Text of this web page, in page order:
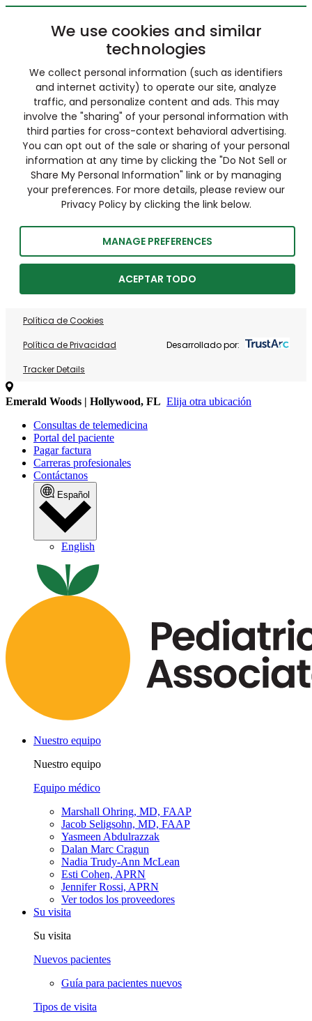
We use cookies and similar
technologies
We collect personal information (such as identifiers
and internet activity) to operate our site, analyze
traffic, and personalize content and ads. This may
involve the "sharing" of your personal information with
third parties for cross-context behavioral advertising.
You can opt out of the sale or sharing of your personal
information at any time by clicking the "Do Not Sell or
Share My Personal Information" link or by managing
your preferences. For more details, please review our
Privacy Policy by clicking the link below.
MANAGE PREFERENCES
ACEPTAR TODO
Política de Cookies
Política de Privacidad
Tracker Details
Desarrollado por:
Emerald Woods | Hollywood, FL Elija otra ubicación
Consultas de telemedicina
Portal del paciente
Pagar factura
Carreras profesionales
Contáctanos
Español
English
Nuestro equipo
Nuestro equipo
Equipo médico
Marshall Ohring, MD, FAAP
Jacob Seligsohn, MD, FAAP
Yasmeen Abdulrazzak
Dalan Marc Cragun
Nadia Trudy-Ann McLean
Esti Cohen, APRN
Jennifer Rossi, APRN
Ver todos los proveedores
Su visita
Su visita
Nuevos pacientes
Guía para pacientes nuevos
Tipos de visita